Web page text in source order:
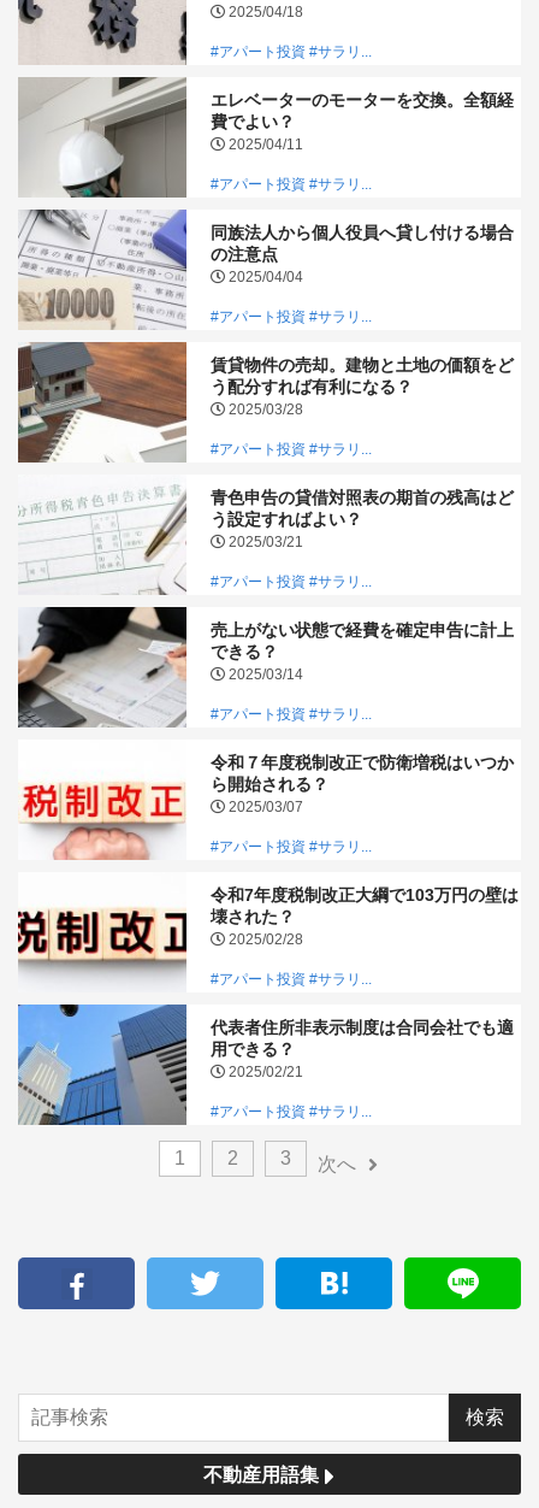
2025/04/18
#アパート投資 #サラリ...
エレベーターのモーターを交換。全額経
費でよい？
2025/04/11
#アパート投資 #サラリ...
同族法人から個人役員へ貸し付ける場合
の注意点
2025/04/04
#アパート投資 #サラリ...
賃貸物件の売却。建物と土地の価額をど
う配分すれば有利になる？
2025/03/28
#アパート投資 #サラリ...
青色申告の貸借対照表の期首の残高はど
う設定すればよい？
2025/03/21
#アパート投資 #サラリ...
売上がない状態で経費を確定申告に計上
できる？
2025/03/14
#アパート投資 #サラリ...
令和７年度税制改正で防衛増税はいつか
ら開始される？
2025/03/07
#アパート投資 #サラリ...
令和7年度税制改正大綱で103万円の壁は
壊された？
2025/02/28
#アパート投資 #サラリ...
代表者住所非表示制度は合同会社でも適
用できる？
2025/02/21
#アパート投資 #サラリ...
1 2 3 次へ
不動産用語集